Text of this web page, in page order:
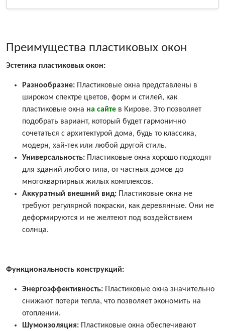
Преимущества пластиковых окон
Эстетика пластиковых окон:
Разнообразие: Пластиковые окна представлены в
широком спектре цветов, форм и стилей, как
пластиковые окна на сайте в Кирове. Это позволяет
подобрать вариант, который будет гармонично
сочетаться с архитектурой дома, будь то классика,
модерн, хай-тек или любой другой стиль.
Универсальность: Пластиковые окна хорошо подходят
для зданий любого типа, от частных домов до
многоквартирных жилых комплексов.
Аккуратный внешний вид: Пластиковые окна не
требуют регулярной покраски, как деревянные. Они не
деформируются и не желтеют под воздействием
солнца.
Функциональность конструкций:
Энергоэффективность: Пластиковые окна значительно
снижают потери тепла, что позволяет экономить на
отоплении.
Шумоизоляция: Пластиковые окна обеспечивают